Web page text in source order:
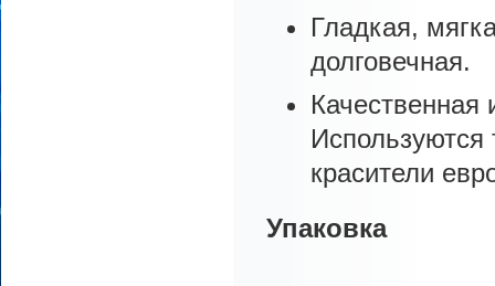
Гладкая,
долговечная.
Качественная
Используются
красители
Упаковка